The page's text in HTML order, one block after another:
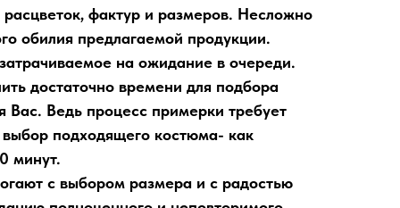
фактур и размеров. Несложно
обилия предлагаемой продукции.
на ожидание в очереди.
достаточно времени для подбора
Вас. Ведь процесс примерки требует
подходящего костюма- как
минут.
с выбором размера и с радостью